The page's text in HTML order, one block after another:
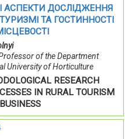
АСПЕКТИ ДОСЛІДЖЕННЯ
ТА ГОСТИННОСТІ
of the Department
University of Horticulture
RESEARCH
IN RURAL TOURISM